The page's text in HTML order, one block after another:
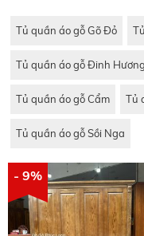
Tủ quần áo gỗ Gõ Đỏ
Tủ quần áo gỗ Đinh Hương
Tủ quần áo gỗ Cẩm Tủ
Tủ quần áo gỗ Sồi Nga
- 9%